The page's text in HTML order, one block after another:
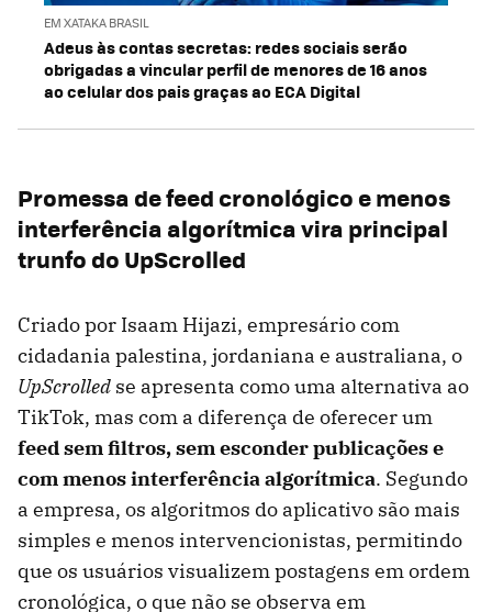
EM XATAKA BRASIL
Adeus às contas secretas: redes sociais serão
obrigadas a vincular perfil de menores de 16 anos
ao celular dos pais graças ao ECA Digital
Promessa de feed cronológico e menos
interferência algorítmica vira principal
trunfo do UpScrolled
Criado por Isaam Hijazi, empresário com
cidadania palestina, jordaniana e australiana, o
UpScrolled se apresenta como uma alternativa ao
TikTok, mas com a diferença de oferecer um
feed sem filtros, sem esconder publicações e
com menos interferência algorítmica. Segundo
a empresa, os algoritmos do aplicativo são mais
simples e menos intervencionistas, permitindo
que os usuários visualizem postagens em ordem
cronológica, o que não se observa em